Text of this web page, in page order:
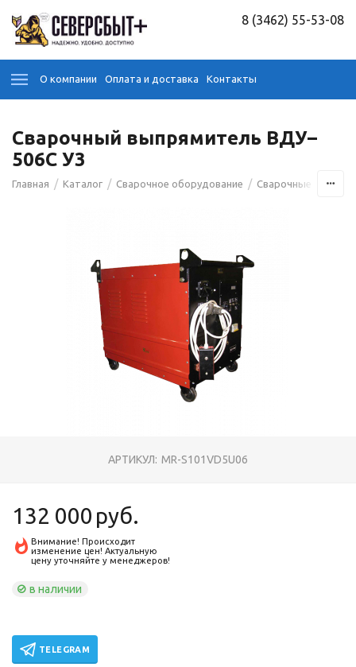
8 (3462) 55-53-08
О компании Оплата и доставка Контакты
Сварочный выпрямитель ВДУ–
506С У3
Главная / Каталог / Сварочное оборудование / Сварочные
АРТИКУЛ: MR-S101VD5U06
132 000 руб.
Внимание! Происходит
изменение цен! Актуальную
цену уточняйте у менеджеров!
в наличии
TELEGRAM